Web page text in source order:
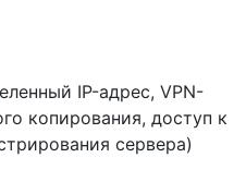
IP-адрес, VPN-
копирования, доступ к
сервера)